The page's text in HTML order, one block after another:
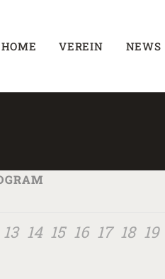
HOME VEREIN NEWS
13 14 15 16 17 18 19